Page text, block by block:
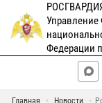
Федерации
Главная Новости